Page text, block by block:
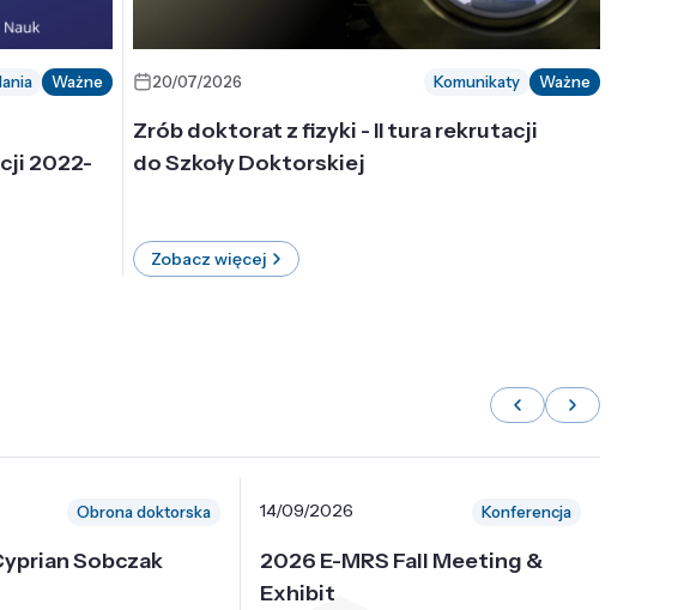
Ważne
2022-
20/07/2026 Komunikaty Ważne
Zrób doktorat z fizyki - II tura rekrutacji
do Szkoły Doktorskiej
Zobacz więcej
Obrona doktorska
Sobczak
14/09/2026 Konferencja
2026 E-MRS Fall Meeting &
Exhibit